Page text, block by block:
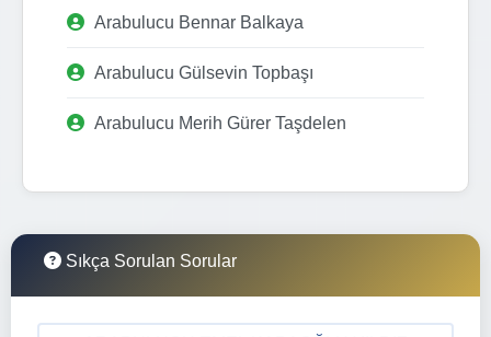
Arabulucu Bennar Balkaya
Arabulucu Gülsevin Topbaşı
Arabulucu Merih Gürer Taşdelen
Sıkça Sorulan Sorular